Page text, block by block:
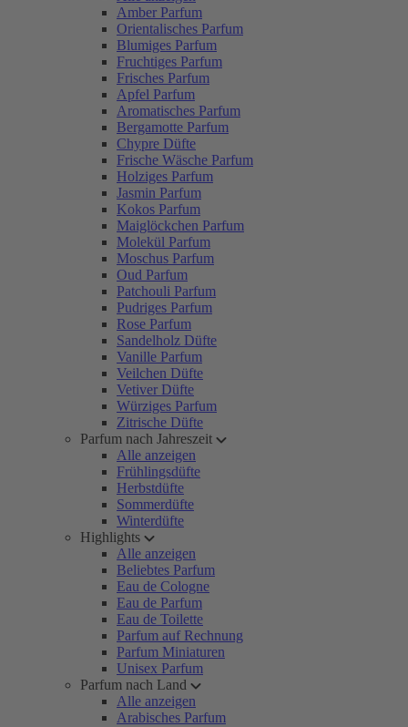
Amber Parfum
Orientalisches Parfum
Blumiges Parfum
Fruchtiges Parfum
Frisches Parfum
Apfel Parfum
Aromatisches Parfum
Bergamotte Parfum
Chypre Düfte
Frische Wäsche Parfum
Holziges Parfum
Jasmin Parfum
Kokos Parfum
Maiglöckchen Parfum
Molekül Parfum
Moschus Parfum
Oud Parfum
Patchouli Parfum
Pudriges Parfum
Rose Parfum
Sandelholz Düfte
Vanille Parfum
Veilchen Düfte
Vetiver Düfte
Würziges Parfum
Zitrische Düfte
Parfum nach Jahreszeit
Alle anzeigen
Frühlingsdüfte
Herbstdüfte
Sommerdüfte
Winterdüfte
Highlights
Alle anzeigen
Beliebtes Parfum
Eau de Cologne
Eau de Parfum
Eau de Toilette
Parfum auf Rechnung
Parfum Miniaturen
Unisex Parfum
Parfum nach Land
Alle anzeigen
Arabisches Parfum